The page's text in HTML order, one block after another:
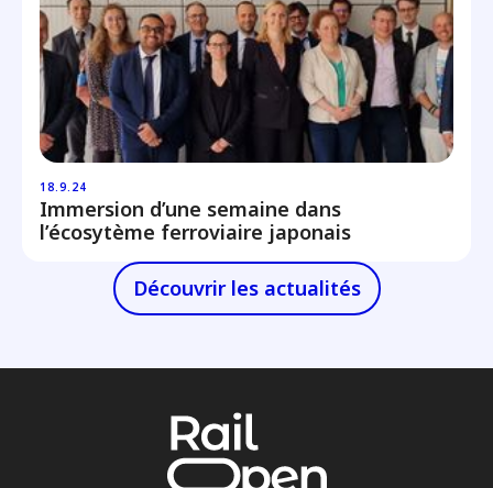
18.9.24
Immersion d’une semaine dans
l’écosytème ferroviaire japonais
Découvrir les actualités